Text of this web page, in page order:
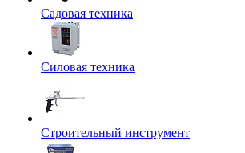
Садовая техника
Силовая техника
Строительный инструмент